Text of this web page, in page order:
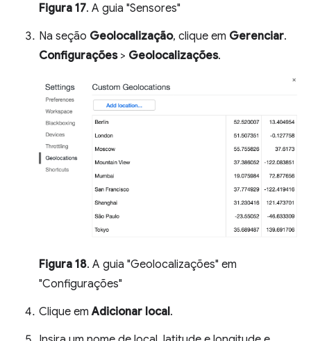
Figura 17. A guia "Sensores"
Na seção Geolocalização, clique em Gerenciar.
Configurações> Geolocalizações.
Figura 18. A guia "Geolocalizações" em
"Configurações"
Clique emAdicionar local.